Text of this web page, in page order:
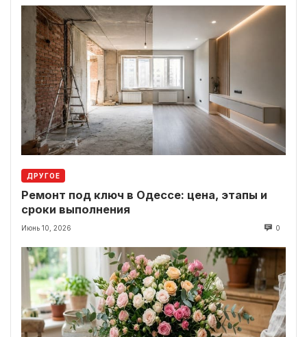
ДРУГОЕ
Ремонт под ключ в Одессе: цена, этапы и
сроки выполнения
Июнь 10, 2026 0